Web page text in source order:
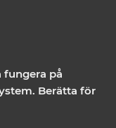
fungera på
Berätta för